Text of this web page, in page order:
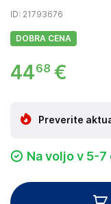
ID: 21793676
DOBRA CENA
4468 €
Preverite
Na voljo v 5-